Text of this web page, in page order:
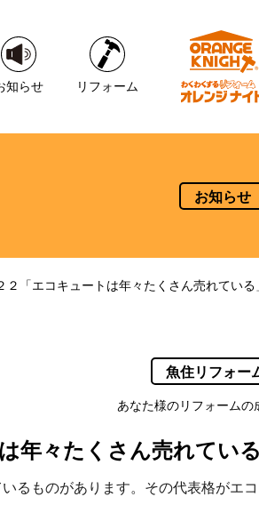
知らせ リフォーム
お知らせ
２「エコキュートは年々たくさん売れている
魚住リフォー
あなた様のリフォームの
年々たくさん売れている
るものがあります。その代表格がエコ